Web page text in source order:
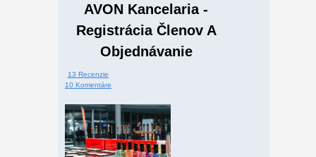
AVON Kancelaria -
Registrácia Členov A
Objednávanie
13 Recenzie
10 Komentáre